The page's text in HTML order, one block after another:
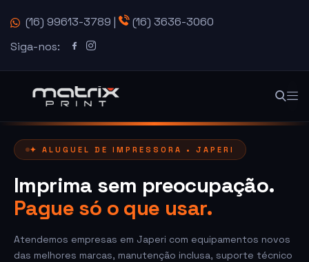
(16) 99613-3789 |
(16) 3636-3060
Siga-nos:
✦ ALUGUEL DE IMPRESSORA • JAPERI
Imprima sem preocupação.
Pague só o que usar.
Atendemos empresas em Japeri com equipamentos novos
das melhores marcas, manutenção inclusa, suporte técnico